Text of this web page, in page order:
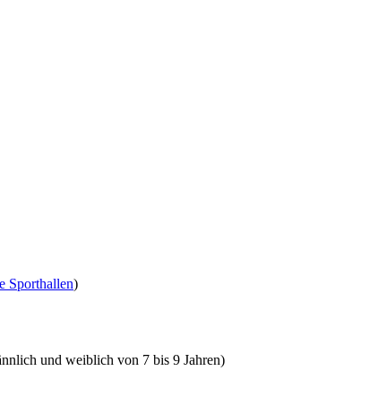
Sporthallen)
und weiblich von 7 bis 9 Jahren)